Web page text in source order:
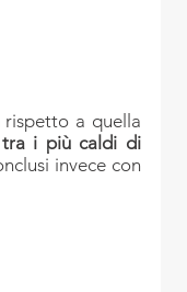
rispetto a quella
tra i più caldi di
invece con